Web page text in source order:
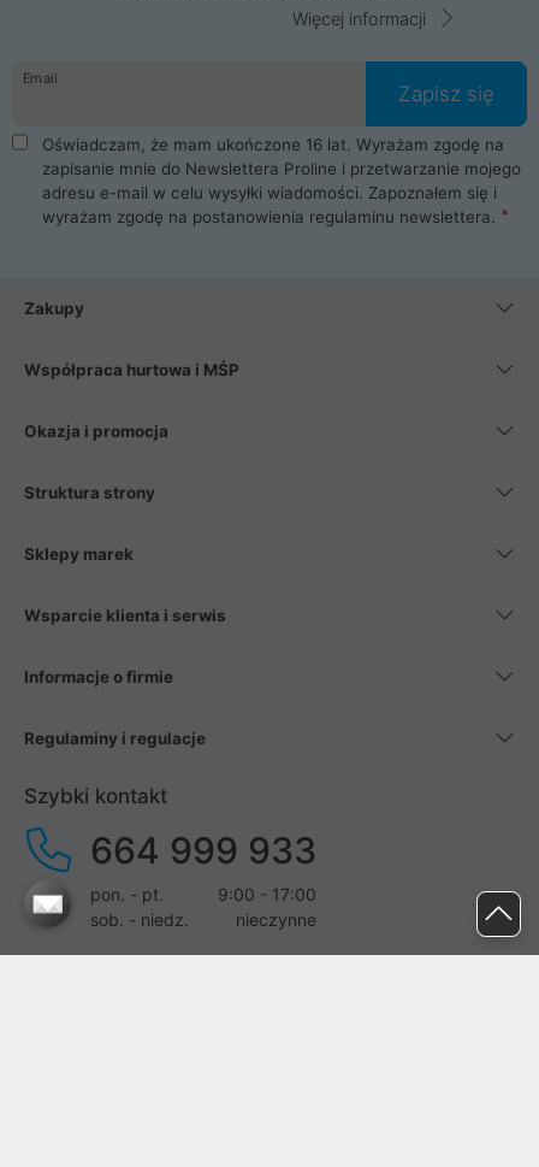
Więcej informacji
Email
Zapisz się
Oświadczam, że mam ukończone 16 lat. Wyrażam zgodę na
zapisanie mnie do Newslettera Proline i przetwarzanie mojego
adresu e-mail w celu wysyłki wiadomości. Zapoznałem się i
wyrażam zgodę na postanowienia regulaminu newslettera.
Zakupy
Współpraca hurtowa i MŚP
Okazja i promocja
Struktura strony
Sklepy marek
Wsparcie klienta i serwis
Informacje o firmie
Regulaminy i regulacje
Szybki kontakt
664 999 933
pon. - pt.
9:00 - 17:00
sob. - niedz.
nieczynne